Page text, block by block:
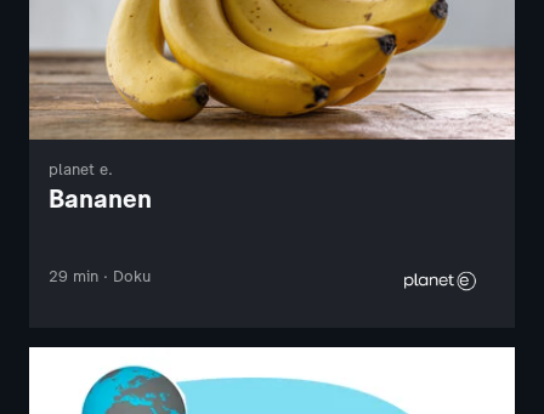
planet e.
Bananen
29 min · Doku